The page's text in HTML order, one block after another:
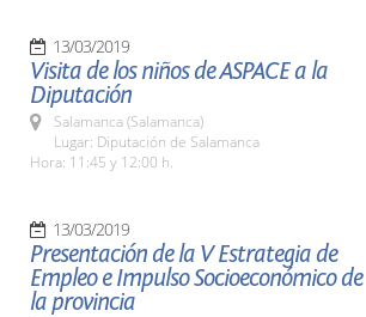
13/03/2019
Visita de los niños de ASPACE a la
Diputación
Salamanca (Salamanca)
Lugar: Diputación de Salamanca
Hora: 11:45 y 12:00 h.
13/03/2019
Presentación de la V Estrategia de
Empleo e Impulso Socioeconómico de
la provincia